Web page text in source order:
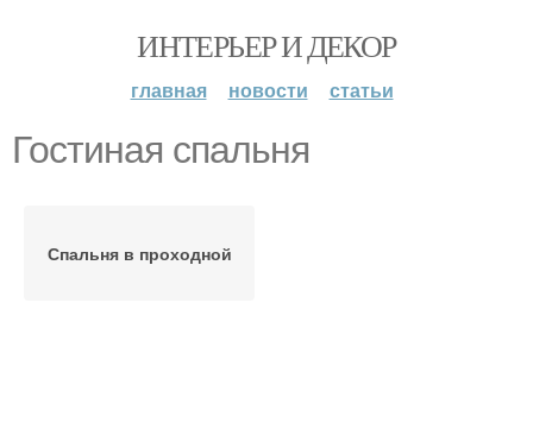
ИНТЕРЬЕР И ДЕКОР
главная новости статьи
Гостиная спальня
Спальня в проходной